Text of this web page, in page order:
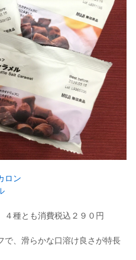
ロン
４種とも消費税込２９０円
で、滑らかな口溶け良さが特長